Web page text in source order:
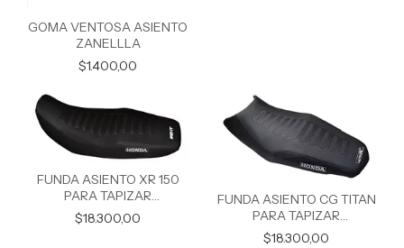
GOMA VENTOSA ASIENTO
ZANELLLA
$1.400,00
FUNDA ASIENTO XR 150
PARA TAPIZAR
ANTIDESLIZANTE
$18.300,00
FUNDA ASIENTO CG TITAN
PARA TAPIZAR
ANTIDESLIZANTE
$18.300,00